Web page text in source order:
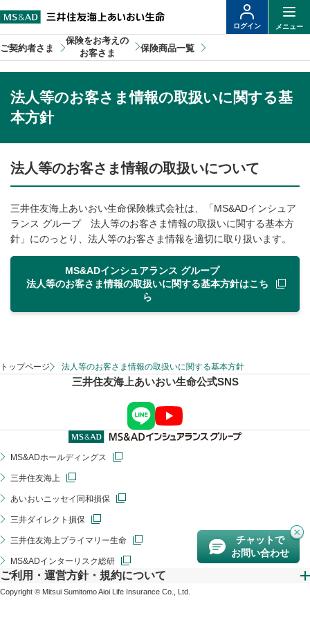
ログイン メニュー
ご契約者さま
保険をお考えの
お客さま
保険商品一覧
法人等のお客さま情報の取扱いに関する基
本方針
法人等のお客さま情報の取扱いについて
三井住友海上あいおい生命保険株式会社は、「MS&ADインシュア
ランス グループ 法人等のお客さま情報の取扱いに関する基本方
針」にのっとり、法人等のお客さま情報を適切に取り扱います。
MS&ADインシュアランス グループ
法人等のお客さま情報の取扱いに関する基本方針はこち
ら
トップページ 法人等のお客さま情報の取扱いに関する基本方針
三井住友海上あいおい生命公式SNS
MS&ADホールディングス
三井住友海上
あいおいニッセイ同和損保
三井ダイレクト損保
三井住友海上プライマリー生命
MS&ADインターリスク総研
ご利用・運営方針・規約について
Copyright © Mitsui Sumitomo Aioi Life Insurance Co., Ltd.
チャットで
お問い合わせ